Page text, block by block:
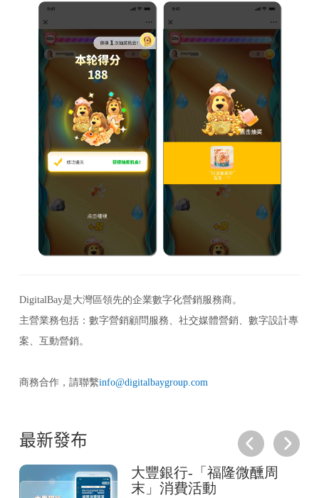
DigitalBay是大灣區領先的企業數字化營銷服務商。
主營業務包括：數字營銷顧問服務、社交媒體營銷、數字設計專
案、互動營銷。
商務合作，請聯繫info@digitalbaygroup.com
最新發布
大豐銀行-「福隆微醺周
末」消費活動